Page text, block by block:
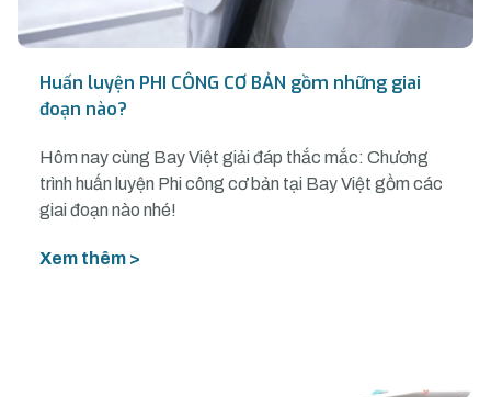
Huấn luyện PHI CÔNG CƠ BẢN gồm những giai
đoạn nào?
Hôm nay cùng Bay Việt giải đáp thắc mắc: Chương
trình huấn luyện Phi công cơ bản tại Bay Việt gồm các
giai đoạn nào nhé!
Xem thêm >